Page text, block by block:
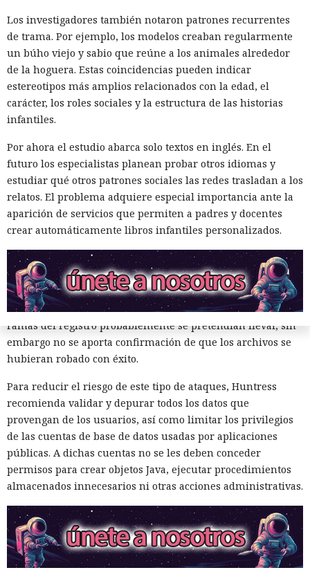
base, sin alojar archivos en el servidor. Según Huntress, esta
técnica se registra con muy poca frecuencia.
El conjunto incluía varios componentes. KhuntCmd lanzaba
cmd.exe y ejecutaba comandos del sistema operativo
mediante consultas SQL. KhuntHash accedía a la tabla
interna de usuarios de Oracle y escribía nombres de
explorar y buscar archivos, y KhuntT se usaba para
comprobar la instalación exitosa de la herramienta.
Con KhuntCmd los atacantes ejecutaron el comando
whoami y comprobaron que los comandos a través de
Oracle se ejecutaban con privilegios SYSTEM en el servidor
ramas del registro SAM, SECURITY y SYSTEM, de las cuales
se pueden recuperar los hashes de las contraseñas de
cuentas locales. También se ejecutó el comando tasklist /svc
para recopilar la lista de servicios. Huntress señaló que las
ramas del registro probablemente se pretendían llevar, sin
embargo no se aporta confirmación de que los archivos se
hubieran robado con éxito.
Para reducir el riesgo de este tipo de ataques, Huntress
recomienda validar y depurar todos los datos que
provengan de los usuarios, así como limitar los privilegios
de las cuentas de base de datos usadas por aplicaciones
públicas. A dichas cuentas no se les deben conceder
permisos para crear objetos Java, ejecutar procedimientos
almacenados innecesarios ni otras acciones administrativas.
Los investigadores también notaron patrones recurrentes
de trama. Por ejemplo, los modelos creaban regularmente
un búho viejo y sabio que reúne a los animales alrededor
de la hoguera. Estas coincidencias pueden indicar
estereotipos más amplios relacionados con la edad, el
carácter, los roles sociales y la estructura de las historias
infantiles.
Por ahora el estudio abarca solo textos en inglés. En el
futuro los especialistas planean probar otros idiomas y
estudiar qué otros patrones sociales las redes trasladan a los
relatos. El problema adquiere especial importancia ante la
aparición de servicios que permiten a padres y docentes
crear automáticamente libros infantiles personalizados.
Private Relay de Apple falla:
WebKit localiza tu IP y la revela
al sitio web
20:03 / 06.08.2026
Basta con abrir la página: ni siquiera hace falta hacer clic.